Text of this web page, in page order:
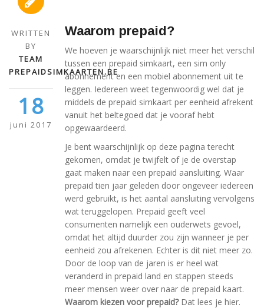
WRITTEN
BY
TEAM
PREPAIDSIMKAARTEN.BE
18
juni 2017
Waarom prepaid?
We hoeven je waarschijnlijk niet meer het verschil
tussen een prepaid simkaart, een sim only
abonnement en een mobiel abonnement uit te
leggen. Iedereen weet tegenwoordig wel dat je
middels de prepaid simkaart per eenheid afrekent
vanuit het beltegoed dat je vooraf hebt
opgewaardeerd.
Je bent waarschijnlijk op deze pagina terecht
gekomen, omdat je twijfelt of je de overstap
gaat maken naar een prepaid aansluiting. Waar
prepaid tien jaar geleden door ongeveer iedereen
werd gebruikt, is het aantal aansluiting vervolgens
wat teruggelopen. Prepaid geeft veel
consumenten namelijk een ouderwets gevoel,
omdat het altijd duurder zou zijn wanneer je per
eenheid zou afrekenen. Echter is dit niet meer zo.
Door de loop van de jaren is er heel wat
veranderd in prepaid land en stappen steeds
meer mensen weer over naar de prepaid kaart.
Waarom kiezen voor prepaid?Dat lees je hier.